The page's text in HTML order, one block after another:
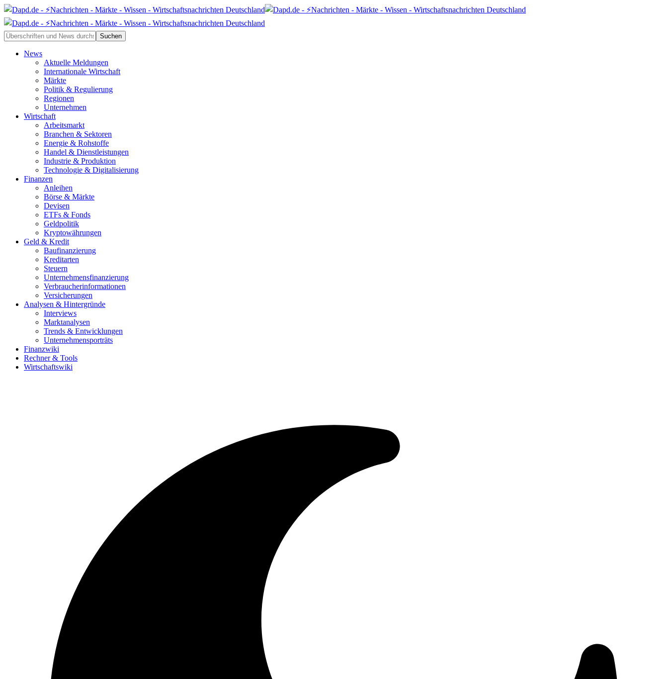
News
Aktuelle Meldungen
Internationale Wirtschaft
Märkte
Politik & Regulierung
Regionen
Unternehmen
Wirtschaft
Arbeitsmarkt
Branchen & Sektoren
Energie & Rohstoffe
Handel & Dienstleistungen
Industrie & Produktion
Technologie & Digitalisierung
Finanzen
Anleihen
Börse & Märkte
Devisen
ETFs & Fonds
Geldpolitik
Kryptowährungen
Geld & Kredit
Baufinanzierung
Kreditarten
Steuern
Unternehmensfinanzierung
Verbraucherinformationen
Versicherungen
Analysen & Hintergründe
Interviews
Marktanalysen
Trends & Entwicklungen
Unternehmensporträts
Finanzwiki
Rechner & Tools
Wirtschaftswiki